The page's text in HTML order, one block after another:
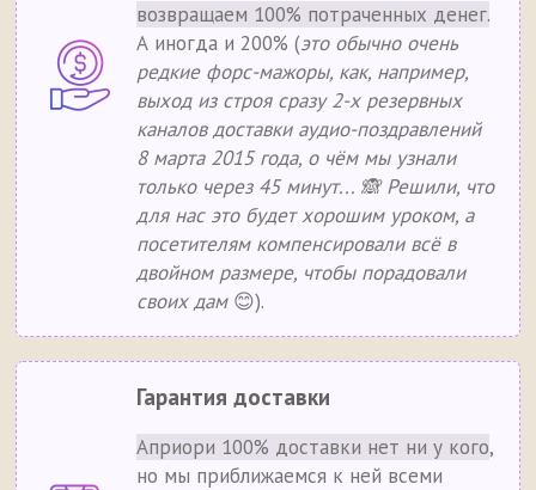
возвращаем 100% потраченных денег.
А иногда и 200% (это обычно очень
редкие форс-мажоры, как, например,
выход из строя сразу 2-х резервных
каналов доставки аудио-поздравлений
8 марта 2015 года, о чём мы узнали
только через 45 минут... 🙈 Решили, что
для нас это будет хорошим уроком, а
посетителям компенсировали всё в
двойном размере, чтобы порадовали
своих дам😊).
Гарантия доставки
Априори 100% доставки нет ни у кого,
но мы приближаемся к ней всеми